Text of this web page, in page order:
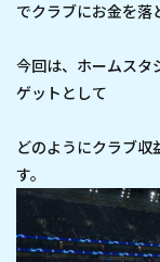
でクラブにお金を落
今回は、ホームスタ
ゲットとして
どのようにクラブ収
す。